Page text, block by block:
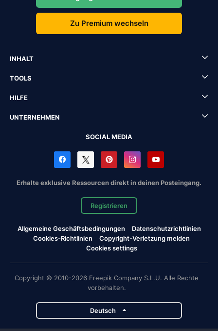
Zu Premium wechseln
INHALT
TOOLS
HILFE
UNTERNEHMEN
SOCIAL MEDIA
Erhalte exklusive Ressourcen direkt in deinen Posteingang.
Registrieren
Allgemeine Geschäftsbedingungen
Datenschutzrichtlinien
Cookies-Richtlinien
Copyright-Verletzung melden
Cookies settings
Copyright © 2010-2026 Freepik Company S.L.U. Alle Rechte
vorbehalten.
Deutsch